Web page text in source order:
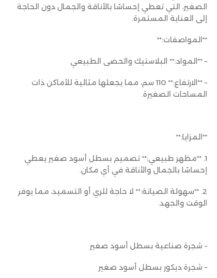
الصغير، التي تعطي إحساسًا بالأناقة والجمال دون الحاجة
إلى العناية المستمرة.
**المواصفات:**
– **المواد:** البلاستيك والحصى الطبيعي
– **الارتفاع:** 110 سم، مما يجعلها مثالية للأماكن ذات
المساحات الصغيرة.
**المزايا:**
1. **مظهر طبيعي:** تصميم بسطل أسود صغير يعطي
إحساسًا بالجمال والأناقة في أي مكان.
2. **سهولة الصيانة:** لا حاجة للري أو التسميد، مما يوفر
الوقت والجهد.
– شجرة صناعية بسطل أسود صغير
– شجرة ديكور بسطل أسود صغير